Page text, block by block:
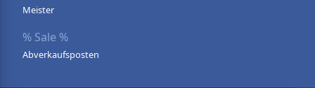
Meister
% Sale %
Abverkaufsposten